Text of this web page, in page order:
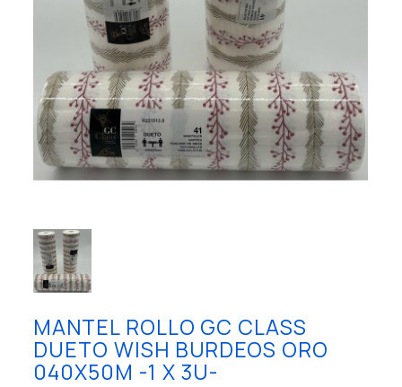
MANTEL ROLLO GC CLASS
DUETO WISH BURDEOS ORO
040X50M -1 X 3U-